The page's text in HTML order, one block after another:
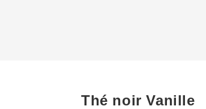
Thé noir Vanille